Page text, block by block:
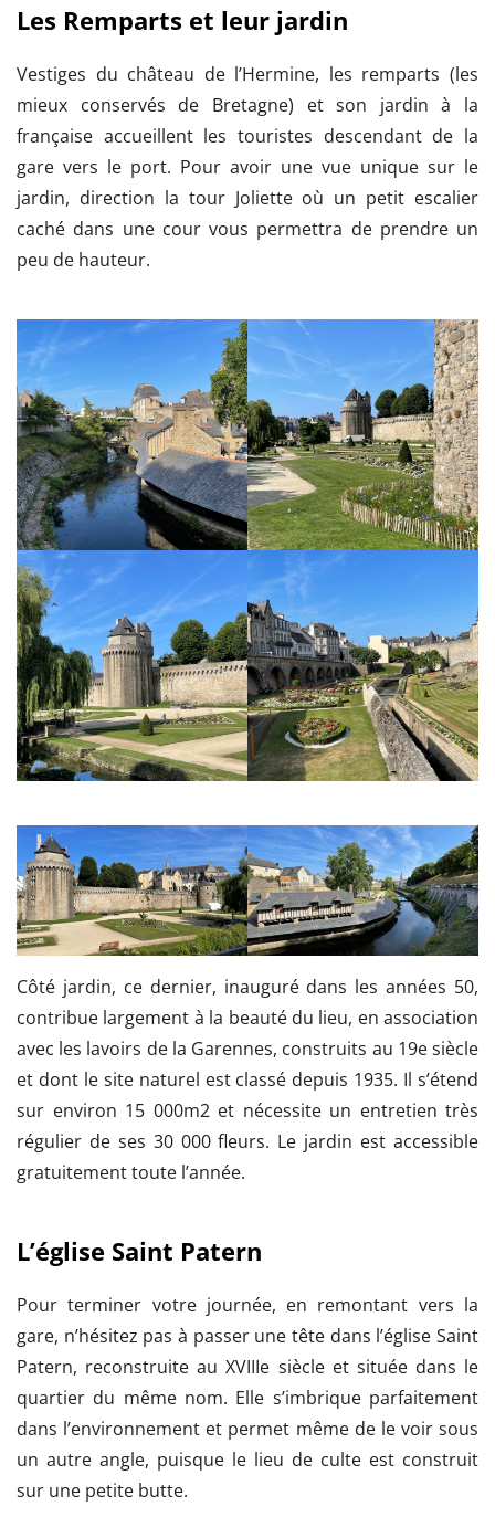
Les Remparts et leur jardin
Vestiges du château de l’Hermine, les remparts (les
mieux conservés de Bretagne) et son jardin à la
française accueillent les touristes descendant de la
gare vers le port. Pour avoir une vue unique sur le
jardin, direction la tour Joliette où un petit escalier
caché dans une cour vous permettra de prendre un
peu de hauteur.
Côté jardin, ce dernier, inauguré dans les années 50,
contribue largement à la beauté du lieu, en association
avec les lavoirs de la Garennes, construits au 19e siècle
et dont le site naturel est classé depuis 1935. Il s’étend
sur environ 15 000m2 et nécessite un entretien très
régulier de ses 30 000 fleurs. Le jardin est accessible
gratuitement toute l’année.
L’église Saint Patern
Pour terminer votre journée, en remontant vers la
gare, n’hésitez pas à passer une tête dans l’église Saint
Patern, reconstruite au XVIIIe siècle et située dans le
quartier du même nom. Elle s’imbrique parfaitement
dans l’environnement et permet même de le voir sous
un autre angle, puisque le lieu de culte est construit
sur une petite butte.